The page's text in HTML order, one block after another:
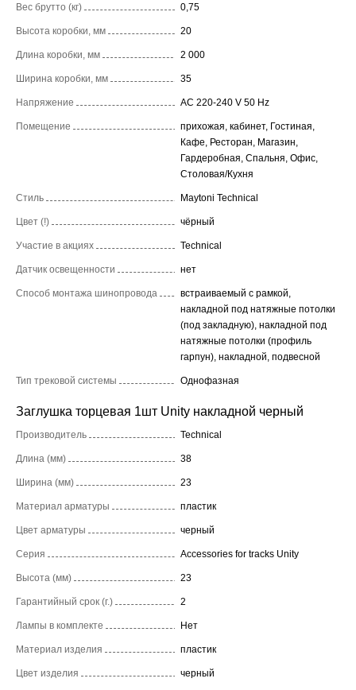
Вес брутто (кг) 0,75
Высота коробки, мм 20
Длина коробки, мм 2 000
Ширина коробки, мм 35
Напряжение AC 220-240 V 50 Hz
Помещение
прихожая, кабинет, Гостиная,
Кафе, Ресторан, Магазин,
Гардеробная, Спальня, Офис,
Столовая/Кухня
Стиль Maytoni Technical
Цвет (!) чёрный
Участие в акциях Technical
Датчик освещенности нет
Способ монтажа шинопровода
встраиваемый с рамкой,
накладной под натяжные потолки
(под закладную), накладной под
натяжные потолки (профиль
гарпун), накладной, подвесной
Тип трековой системы Однофазная
Заглушка торцевая 1шт Unity накладной черный
Производитель Technical
Длина (мм) 38
Ширина (мм) 23
Материал арматуры пластик
Цвет арматуры черный
Серия Accessories for tracks Unity
Высота (мм) 23
Гарантийный срок (г.) 2
Лампы в комплекте Нет
Материал изделия пластик
Цвет изделия черный